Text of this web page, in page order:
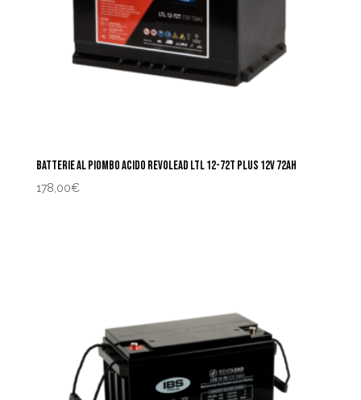
BATTERIE AL PIOMBO ACIDO REVOLEAD LTL 12-72T PLUS 12V 72AH
178,00€